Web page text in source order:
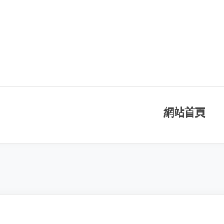
網站首頁